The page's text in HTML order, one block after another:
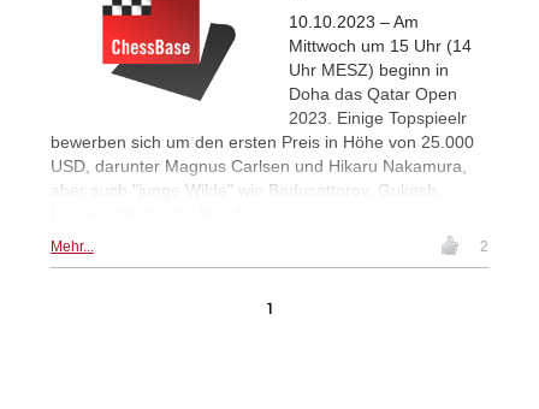
10.10.2023 – Am
Mittwoch um 15 Uhr (14
Uhr MESZ) beginn in
Doha das Qatar Open
2023. Einige Topspieelr
bewerben sich um den ersten Preis in Höhe von 25.000
USD, darunter Magnus Carlsen und Hikaru Nakamura,
aber auch "junge Wilde" wie Badusattorov, Gukesh,
Mehr... 2
1